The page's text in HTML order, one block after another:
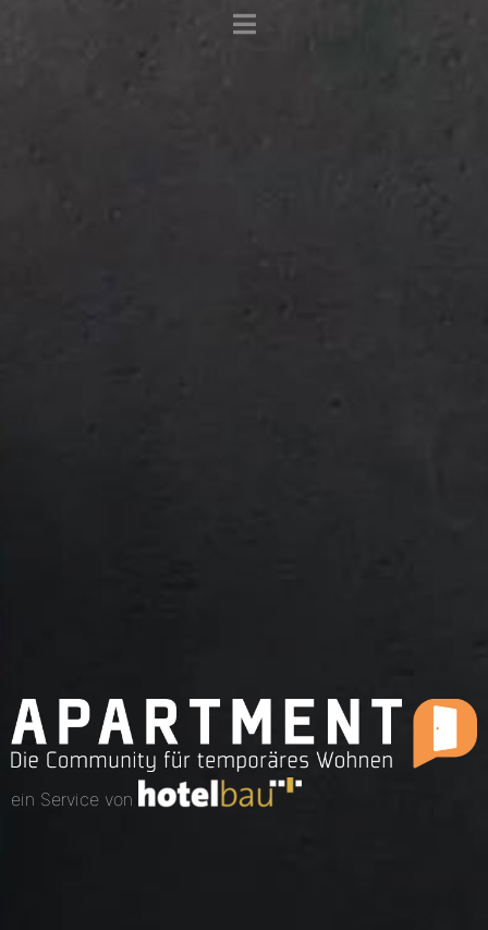
ein Service von